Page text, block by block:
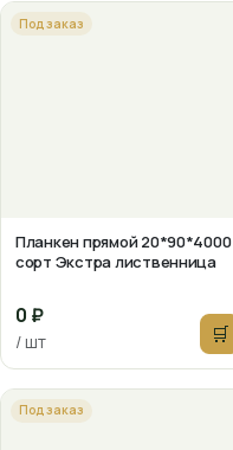
Под заказ
Планкен прямой 20*90*4000
сорт Экстра лиственница
0 ₽
/ шт 🛒
Под заказ